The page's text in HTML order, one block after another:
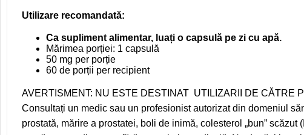
Utilizare recomandată:
Ca supliment alimentar, luați o capsulă pe zi cu apă.
Mărimea porției: 1 capsulă
50 mg per porție
60 de porții per recipient
AVERTISMENT: NU ESTE DESTINAT UTILIZARII DE CĂTRE
Consultați un medic sau un profesionist autorizat din domeniul
prostată, mărire a prostatei, boli de inimă, colesterol „bun”